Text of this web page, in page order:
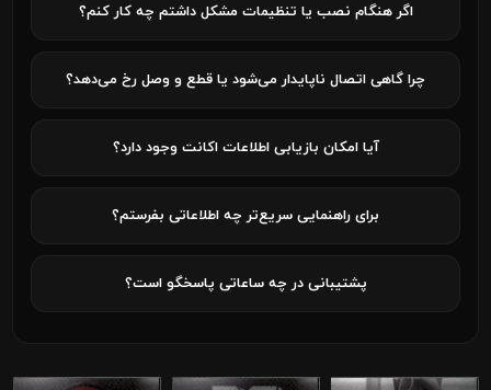
اگر هنگام نصب یا تنظیمات مشکل داشتم چه کار کنم؟
چرا گاهی اتصال ناپایدار می‌شود یا قطع و وصل رخ می‌دهد؟
آیا امکان بازیابی اطلاعات اکانت وجود دارد؟
برای راهنمایی سریع‌تر چه اطلاعاتی بفرستم؟
پشتیبانی در چه ساعاتی پاسخگو است؟